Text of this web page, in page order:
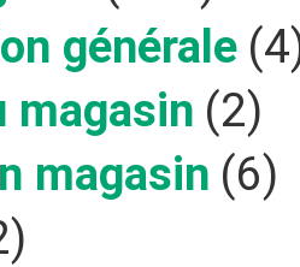
générale
magasin (2)
magasin (6)